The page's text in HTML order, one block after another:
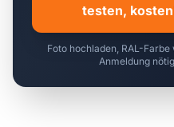
testen,
Foto hochladen, RAL-
Anmeldung